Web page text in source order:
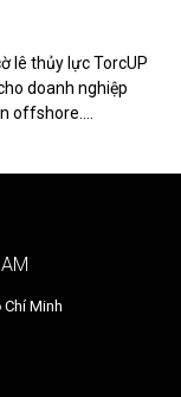
lê thủy lực TorcUP
doanh nghiệp
offshore.
Minh